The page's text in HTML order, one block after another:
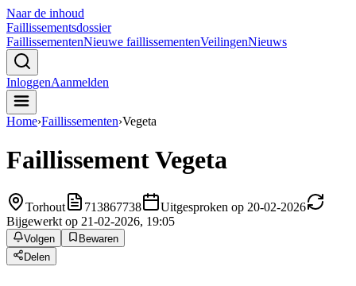
Naar de inhoud
Faillissementsdossier
FaillissementenNieuwe faillissementenVeilingenNieuws
InloggenAanmelden
Home›Faillissementen›Vegeta
FaillissementVegeta
Torhout 713867738
Uitgesproken op 20-02-2026
Bijgewerkt op 21-02-2026, 19:05
Volgen
Bewaren
Delen